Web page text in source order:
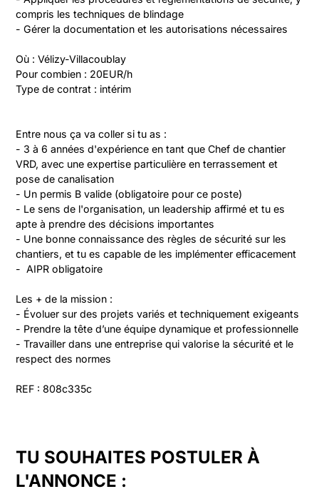
compris les techniques de blindage
- Gérer la documentation et les autorisations nécessaires
Où : Vélizy-Villacoublay
Pour combien : 20EUR/h
Type de contrat : intérim
Entre nous ça va coller si tu as :
- 3 à 6 années d'expérience en tant que Chef de chantier
VRD, avec une expertise particulière en terrassement et
pose de canalisation
- Un permis B valide (obligatoire pour ce poste)
- Le sens de l'organisation, un leadership affirmé et tu es
apte à prendre des décisions importantes
- Une bonne connaissance des règles de sécurité sur les
chantiers, et tu es capable de les implémenter efficacement
-  AIPR obligatoire
Les + de la mission :
- Évoluer sur des projets variés et techniquement exigeants
- Prendre la tête d’une équipe dynamique et professionnelle
- Travailler dans une entreprise qui valorise la sécurité et le
respect des normes
REF : 808c335c
TU SOUHAITES POSTULER À
L'ANNONCE :